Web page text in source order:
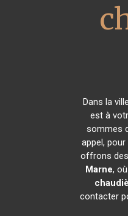
Dans la
est à
sommes
appel,
offrons
Marne,
contacter